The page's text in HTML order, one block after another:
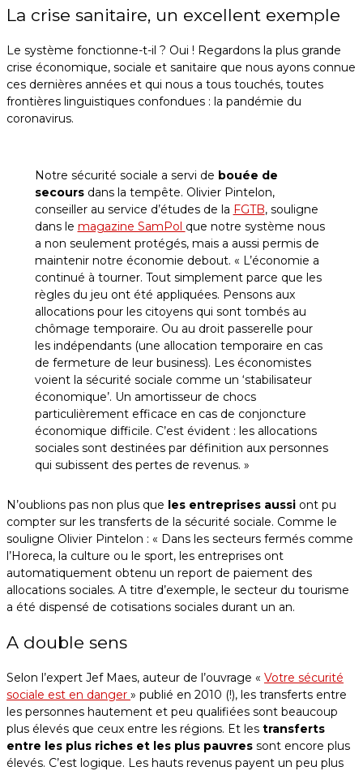
La crise sanitaire, un excellent exemple
Le système fonctionne-t-il ? Oui ! Regardons la plus grande
crise économique, sociale et sanitaire que nous ayons connue
ces dernières années et qui nous a tous touchés, toutes
frontières linguistiques confondues : la pandémie du
coronavirus.
Notre sécurité sociale a servi de bouée de
secoursdans la tempête. Olivier Pintelon,
conseiller au service d’études de la FGTB, souligne
dans le magazine SamPol que notre système nous
a non seulement protégés, mais a aussi permis de
maintenir notre économie debout. « L’économie a
continué à tourner. Tout simplement parce que les
règles du jeu ont été appliquées. Pensons aux
allocations pour les citoyens qui sont tombés au
chômage temporaire. Ou au droit passerelle pour
les indépendants (une allocation temporaire en cas
de fermeture de leur business). Les économistes
voient la sécurité sociale comme un ‘stabilisateur
économique’. Un amortisseur de chocs
particulièrement efficace en cas de conjoncture
économique difficile. C’est évident : les allocations
sociales sont destinées par définition aux personnes
qui subissent des pertes de revenus. »
N’oublions pas non plus que les entreprises aussi ont pu
compter sur les transferts de la sécurité sociale. Comme le
souligne Olivier Pintelon : « Dans les secteurs fermés comme
l’Horeca, la culture ou le sport, les entreprises ont
automatiquement obtenu un report de paiement des
allocations sociales. A titre d’exemple, le secteur du tourisme
a été dispensé de cotisations sociales durant un an.
A double sens
Selon l’expert Jef Maes, auteur de l’ouvrage « Votre sécurité
sociale est en danger » publié en 2010 (!), les transferts entre
les personnes hautement et peu qualifiées sont beaucoup
plus élevés que ceux entre les régions. Et les transferts
entre les plus riches et les plus pauvres sont encore plus
élevés. C’est logique. Les hauts revenus payent un peu plus